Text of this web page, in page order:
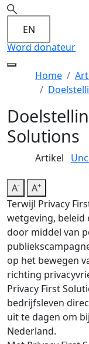
EN
Word donateur
Home
Solutions
Artikel
A- A+
Terwijl Privacy
wetgeving, beleid
door middel van
op het bewegen
richting
Privacy First
bedrijfsleven
uit te dagen om
Nederland.